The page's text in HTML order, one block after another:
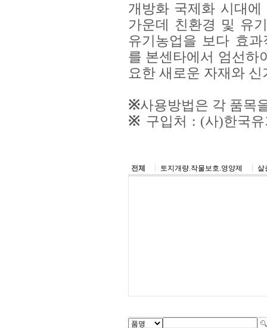
개방화 국제화 시대
가운데 친환경 및 유
유기농업을 보다 효
를 본센타에서 엄선하
요한 새로운 자재와
※사용방법은 각 품목
※ 구입처 : (사)한국
전체 토지개량.작물보호.영양제 살